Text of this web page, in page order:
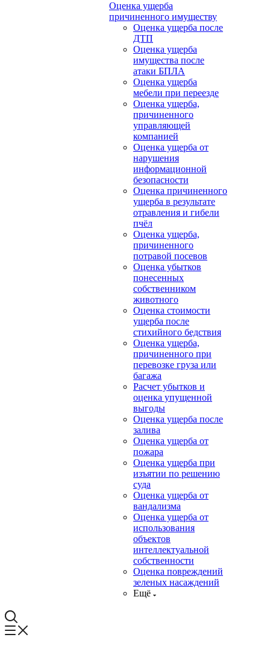
Оценка ущерба
причиненного имуществу
Оценка ущерба после
ДТП
Оценка ущерба
имущества после
атаки БПЛА
Оценка ущерба
мебели при переезде
Оценка ущерба,
причиненного
управляющей
компанией
Оценка ущерба от
нарушения
информационной
безопасности
Оценка причиненного
ущерба в результате
отравления и гибели
пчёл
Оценка ущерба,
причиненного
потравой посевов
Оценка убытков
понесенных
собственником
животного
Оценка стоимости
ущерба после
стихийного бедствия
Оценка ущерба,
причиненного при
перевозке груза или
багажа
Расчет убытков и
оценка упущенной
выгоды
Оценка ущерба после
залива
Оценка ущерба от
пожара
Оценка ущерба при
изъятии по решению
суда
Оценка ущерба от
вандализма
Оценка ущерба от
использования
объектов
интеллектуальной
собственности
Оценка повреждений
зеленых насаждений
Ещё